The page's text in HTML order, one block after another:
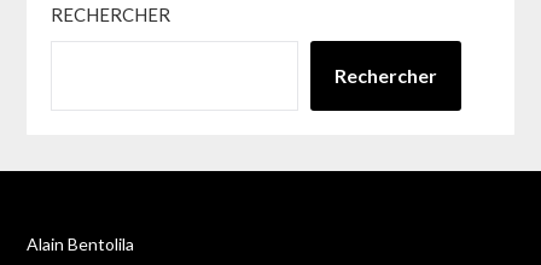
RECHERCHER
Rechercher
Alain Bentolila